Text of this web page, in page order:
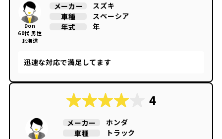
Don
60代 男性
北海道
メーカー
スズキ
車種
スペーシア
年式
年
迅速な対応で満足してます
4
メーカー
ホンダ
車種
トラック